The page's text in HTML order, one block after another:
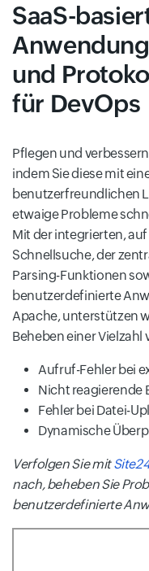
SaaS-
und
für DevOps
Pflegen und
indem Sie diese mit
benutzerfreundlichen
etwaige Probleme
Mit der integrierten,
Schnellsuche, der
Parsing-Funktionen
benutzerdefinierte
Apache, unterstützen
Beheben einer
Aufruf-Fehler bei
Nicht reagierende
Fehler bei Datei-
Dynamische
Verfolgen Sie mit
nach, beheben Sie
benutzerdefinierte